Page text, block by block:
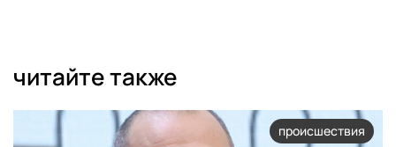
читайте также
происшествия